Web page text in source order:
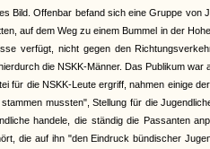
Bild. Offenbar befand sich eine Gruppe von
auf dem Weg zu einem Bummel in der
verfügt, nicht gegen den
die NSKK-Männer. Das Publikum war
für die NSKK-Leute ergriff, nahmen einige
mussten", Stellung für die
handele, die ständig die Passanten
die auf ihn "den Eindruck bündischer